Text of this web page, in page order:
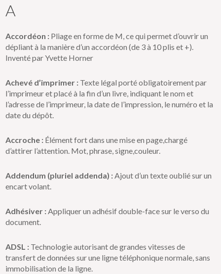
A
Accordéon : Pliage en forme de M, ce qui permet d’ouvrir un
dépliant à la manière d’un accordéon (de 3 à 10 plis et +).
Inventé par Yvette Horner
Achevé d’imprimer : Texte légal porté obligatoirement par
l’imprimeur et placé à la fin d’un livre, indiquant le nom et
l’adresse de l’imprimeur, la date de l’impression, le numéro et la
date du dépôt.
Accroche : Élément fort dans une mise en page,chargé
d’attirer l’attention. Mot, phrase, signe,couleur.
Addendum (pluriel addenda) :Ajout d’un texte oublié sur un
encart volant.
Adhésiver :Appliquer un adhésif double-face sur le verso du
document.
ADSL : Technologie autorisant de grandes vitesses de
transfert de données sur une ligne téléphonique normale, sans
immobilisation de la ligne.